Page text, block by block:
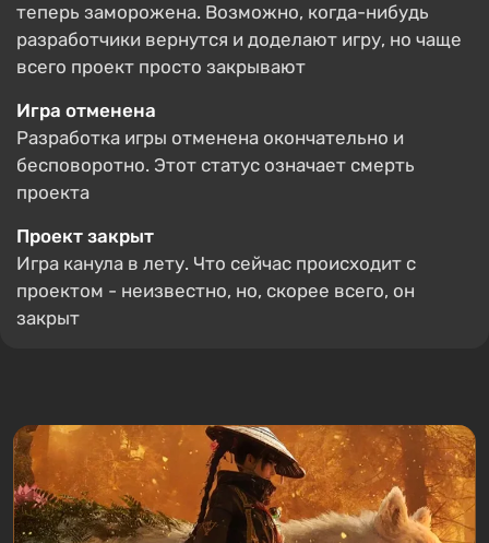
теперь заморожена. Возможно, когда-нибудь
разработчики вернутся и доделают игру, но чаще
всего проект просто закрывают
Игра отменена
Разработка игры отменена окончательно и
бесповоротно. Этот статус означает смерть
проекта
Проект закрыт
Игра канула в лету. Что сейчас происходит с
проектом - неизвестно, но, скорее всего, он
закрыт